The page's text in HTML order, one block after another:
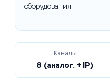
оборудования.
Каналы
8 (аналог. + IP)